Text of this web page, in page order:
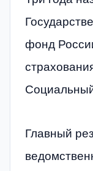
фонд
Главный